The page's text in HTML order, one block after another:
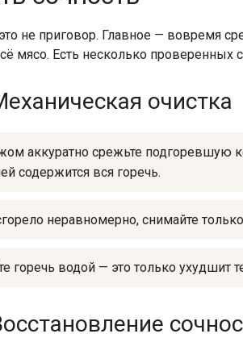
не приговор. Главное — вовремя
мясо. Есть несколько проверенных
очистка
аккуратно срежьте подгоревшую
содержится вся горечь.
неравномерно, снимайте
горечь водой — это только ухудшит